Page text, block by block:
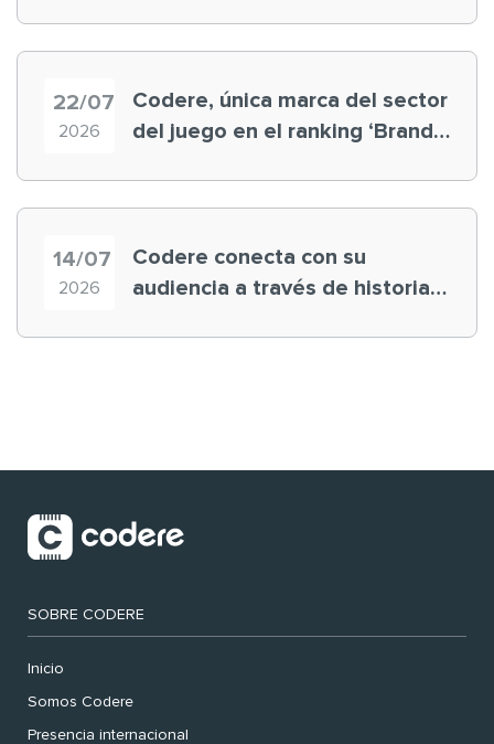
22/07
2026
Codere, única marca del sector
del juego en el ranking ‘Brand
14/07
2026
Codere conecta con su
audiencia a través de historias
SOBRE CODERE
Inicio
Somos Codere
Presencia internacional